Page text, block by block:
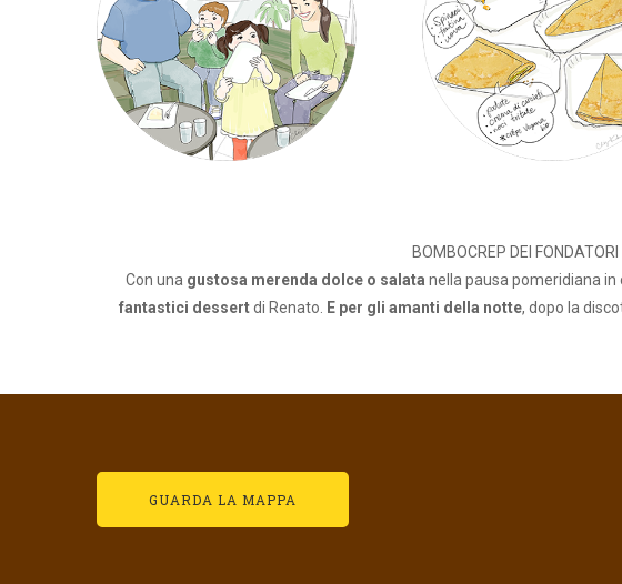
BOMBOCREP DEI
Con una gustosa merenda dolce o salata nella pausa pomeridiana in
fantastici dessertdi Renato. E per gli amanti della notte, dopo la
GUARDA LA MAPPA